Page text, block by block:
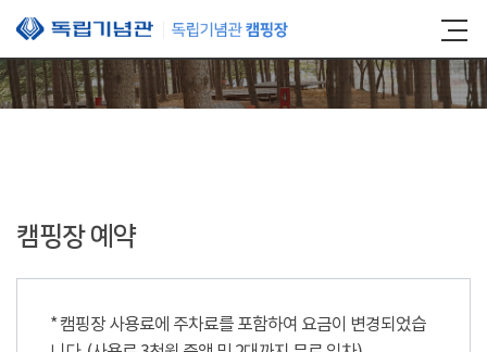
본문 바로가기
캠핑장 예약
* 캠핑장 사용료에 주차료를 포함하여 요금이 변경되었습